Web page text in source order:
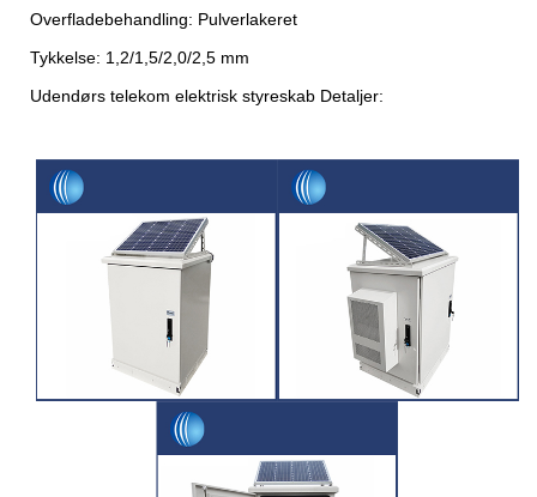
Overfladebehandling: Pulverlakeret
Tykkelse: 1,2/1,5/2,0/2,5 mm
Udendørs telekom elektrisk styreskab Detaljer: